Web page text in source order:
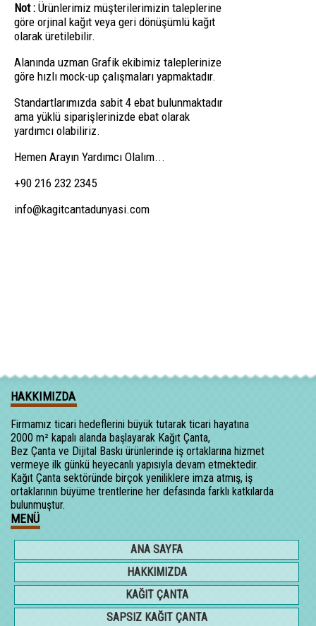
Not : Ürünlerimiz müşterilerimizin taleplerine
göre orjinal kağıt veya geri dönüşümlü kağıt
olarak üretilebilir.
Alanında uzman Grafik ekibimiz taleplerinize
göre hızlı mock-up çalışmaları yapmaktadır.
Standartlarımızda sabit 4 ebat bulunmaktadır
ama yüklü siparişlerinizde ebat olarak
yardımcı olabiliriz.
Hemen Arayın Yardımcı Olalım...
+90 216 232 2345
info@kagitcantadunyasi.com
HAKKIMIZDA
Firmamız ticari hedeflerini büyük tutarak ticari hayatına
2000 m² kapalı alanda başlayarak Kağıt Çanta,
Bez Çanta ve Dijital Baskı ürünlerinde iş ortaklarına hizmet
vermeye ilk günkü heyecanlı yapısıyla devam etmektedir.
Kağıt Çanta sektöründe birçok yeniliklere imza atmış, iş
ortaklarının büyüme trentlerine her defasında farklı katkılarda
bulunmuştur.
MENÜ
ANA SAYFA
HAKKIMIZDA
KAĞIT ÇANTA
SAPSIZ KAĞIT ÇANTA